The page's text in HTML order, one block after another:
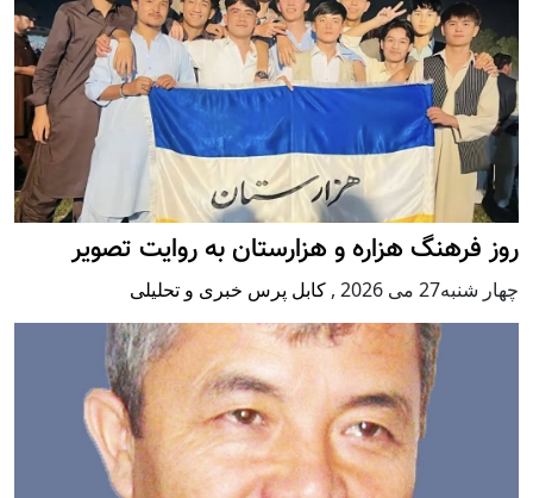
هزاره و هزارستان به روایت تصویر
2026
, کابل پرس خبری و تحلیلی